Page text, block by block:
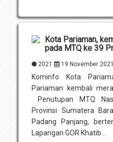
Kota Pariaman,
pada MTQ ke 39
2021 19 November
Kominfo Kota
Pariaman kembali
Penutupan MTQ
Provinsi Sumatera
Padang Panjang,
Lapangan GOR Khatib...